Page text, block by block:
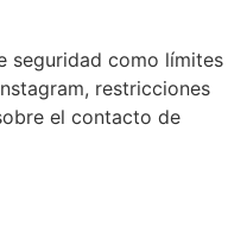
seguridad como límites
restricciones
el contacto de